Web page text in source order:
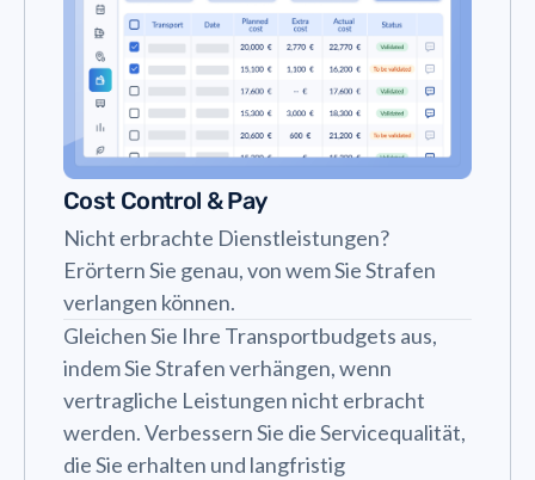
Cost Control & Pay
Nicht erbrachte Dienstleistungen?
Erörtern Sie genau, von wem Sie Strafen
verlangen können.
Gleichen Sie Ihre Transportbudgets aus,
indem Sie Strafen verhängen, wenn
vertragliche Leistungen nicht erbracht
werden. Verbessern Sie die Servicequalität,
die Sie erhalten und langfristig